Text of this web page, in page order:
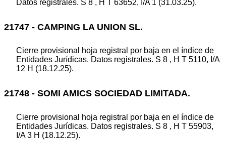
Datos registrales. S 8 , H T 63652, I/A 1 (31.03.25).
21747 - CAMPING LA UNION SL.
Cierre provisional hoja registral por baja en el índice de
Entidades Jurídicas. Datos registrales. S 8 , H T 5110, I/A
12 H (18.12.25).
21748 - SOMI AMICS SOCIEDAD LIMITADA.
Cierre provisional hoja registral por baja en el índice de
Entidades Jurídicas. Datos registrales. S 8 , H T 55903,
I/A 3 H (18.12.25).